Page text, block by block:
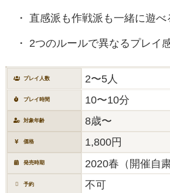
直感派も作戦派も一緒に遊べ
2つのルールで異なるプレイ
プレイ人数 2〜5人
プレイ時間 10〜10分
対象年齢 8歳〜
価格 1,800円
発売時期 2020春（開催自粛
予約 不可